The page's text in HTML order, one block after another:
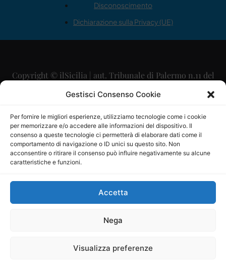
Gestisci Consenso Cookie
Per fornire le migliori esperienze, utilizziamo tecnologie come i cookie
per memorizzare e/o accedere alle informazioni del dispositivo. Il
consenso a queste tecnologie ci permetterà di elaborare dati come il
comportamento di navigazione o ID unici su questo sito. Non
acconsentire o ritirare il consenso può influire negativamente su alcune
caratteristiche e funzioni.
Accetta
Nega
Visualizza preferenze
Disconoscimento
Dichiarazione sulla Privacy (UE)
Copyright © ilSicilia | aut. Tribunale di Palermo n.11 del
29/09/2015
Direttore Editoriale: Maurizio Scaglione
Direttore Responsabile: Maria Calabrese
P.IVA: 06334930820
Mercurio Comunicazione Società Cooperativa a r.l. è
iscritta al Registro degli Operatori di Comunicazione al
Sito gestito daLa Digitale srl–info@ladigitale.it